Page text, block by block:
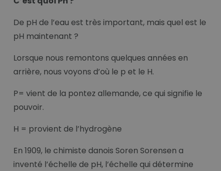
De pH de l’eau est très important, mais quel est le
pH maintenant ?
Lorsque nous remontons quelques années en
arrière, nous voyons d’où le p et le H.
P= vient de la pontez allemande, ce qui signifie le
pouvoir.
H = provient de l’hydrogène
En 1909, le chimiste danois Soren Sorensen a
inventé l’échelle de pH, l’échelle qui détermine